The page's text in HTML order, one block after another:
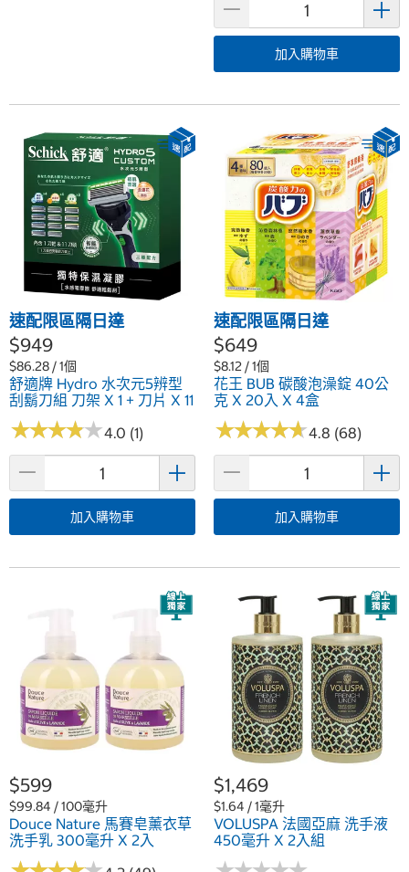
加入購物車
速配限區隔日達
$949
$86.28 / 1個
舒適牌 Hydro 水次元5辨型
刮鬍刀組 刀架 X 1 + 刀片 X 11
★★★★★
★★★★★4.0 (1)
加入購物車
速配限區隔日達
$649
$8.12 / 1個
花王 BUB 碳酸泡澡錠 40公
克 X 20入 X 4盒
★★★★★
★★★★★4.8 (68)
加入購物車
$599
$99.84 / 100毫升
Douce Nature 馬賽皂薰衣草
洗手乳 300毫升 X 2入
$1,469
$1.64 / 1毫升
VOLUSPA 法國亞麻 洗手液
450毫升 X 2入組